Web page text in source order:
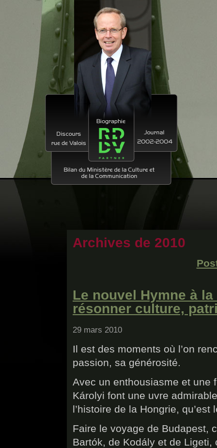
Archives de 2010
Le nouvel Hymne à
résonner culture,
29 mars 2010
Il est des moments où l’on
passion, sa générosité.
Avec un enthousiasme et une
Károlyi font une uvre
l’histoire de la Hongrie, qu’est
Faire le voyage de Budapest,
Bartók, de Kodály et de Ligeti,